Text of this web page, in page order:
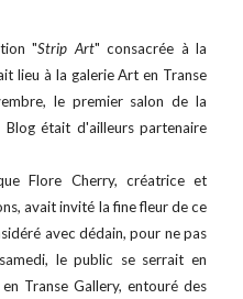
"Strip Art" consacrée à la
lieu à la galerie Art en Transe
le premier salon de la
était d'ailleurs partenaire
Flore Cherry, créatrice et
avait invité la fine fleur de ce
avec dédain, pour ne pas
le public se serrait en
Transe Gallery, entouré des